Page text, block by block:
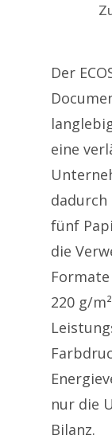
Der
eine
dadurch
fünf
die
220 g/
nur die
Bilanz.